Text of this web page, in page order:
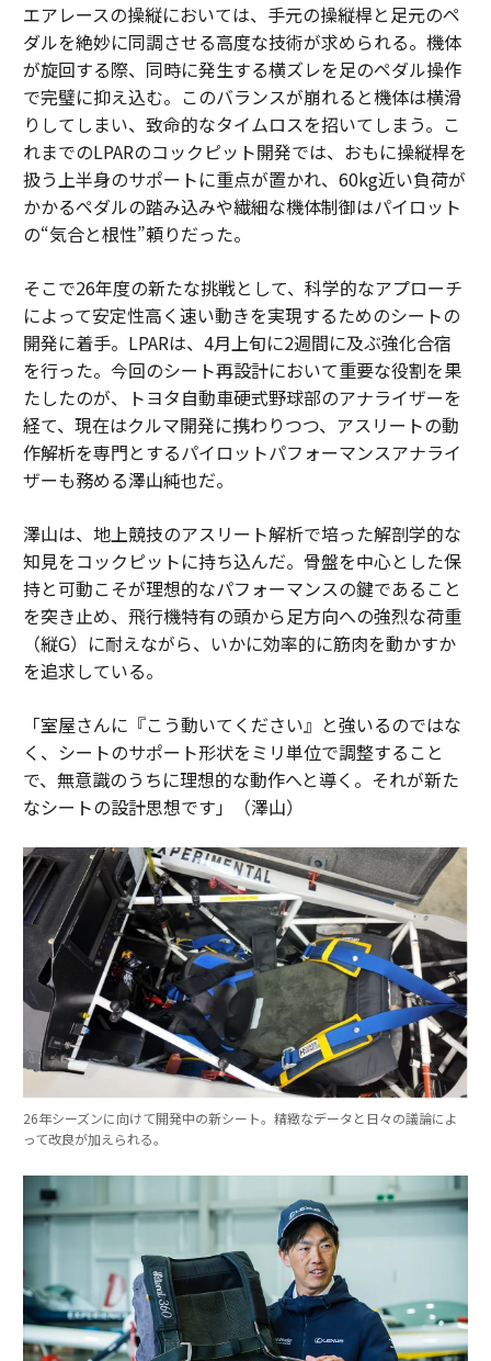
エアレースの操縦においては、手元の操縦桿と足元のペ
ダルを絶妙に同調させる高度な技術が求められる。機体
が旋回する際、同時に発生する横ズレを足のペダル操作
で完璧に抑え込む。このバランスが崩れると機体は横滑
りしてしまい、致命的なタイムロスを招いてしまう。こ
れまでのLPARのコックピット開発では、おもに操縦桿を
扱う上半身のサポートに重点が置かれ、60kg近い負荷が
かかるペダルの踏み込みや繊細な機体制御はパイロット
の“気合と根性”頼りだった。
そこで26年度の新たな挑戦として、科学的なアプローチ
によって安定性高く速い動きを実現するためのシートの
開発に着手。LPARは、4月上旬に2週間に及ぶ強化合宿
を行った。今回のシート再設計において重要な役割を果
たしたのが、トヨタ自動車硬式野球部のアナライザーを
経て、現在はクルマ開発に携わりつつ、アスリートの動
作解析を専門とするパイロットパフォーマンスアナライ
ザーも務める澤山純也だ。
澤山は、地上競技のアスリート解析で培った解剖学的な
知見をコックピットに持ち込んだ。骨盤を中心とした保
持と可動こそが理想的なパフォーマンスの鍵であること
を突き止め、飛行機特有の頭から足方向への強烈な荷重
（縦G）に耐えながら、いかに効率的に筋肉を動かすか
を追求している。
「室屋さんに『こう動いてください』と強いるのではな
く、シートのサポート形状をミリ単位で調整すること
で、無意識のうちに理想的な動作へと導く。それが新た
なシートの設計思想です」（澤山）
26年シーズンに向けて開発中の新シート。精緻なデータと日々の議論によ
って改良が加えられる。